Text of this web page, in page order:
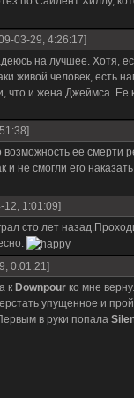
03-29, 4:26:17]
на лучшее. Хотя,
живой человек, есть
что и жена Джеймса. Ее
ее смерти
и не смогли его
12, 1:01:09]
сто лет
0:01:21]
к Downpour ко мне
упущенное и
в руки попала